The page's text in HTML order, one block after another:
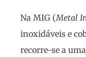
Na MIG (Metal
inoxidáveis e
recorre-se a